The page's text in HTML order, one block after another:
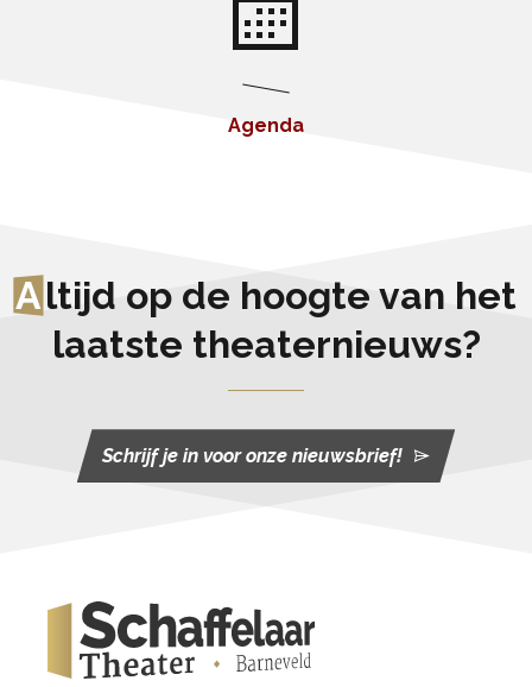
Agenda
Altijd op de hoogte van het
laatste theaternieuws?
Schrijf je in voor onze nieuwsbrief!